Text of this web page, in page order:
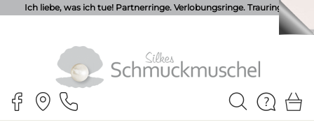
Ich liebe, was ich tue! Partnerringe. Verlobungsringe. Trauringe.